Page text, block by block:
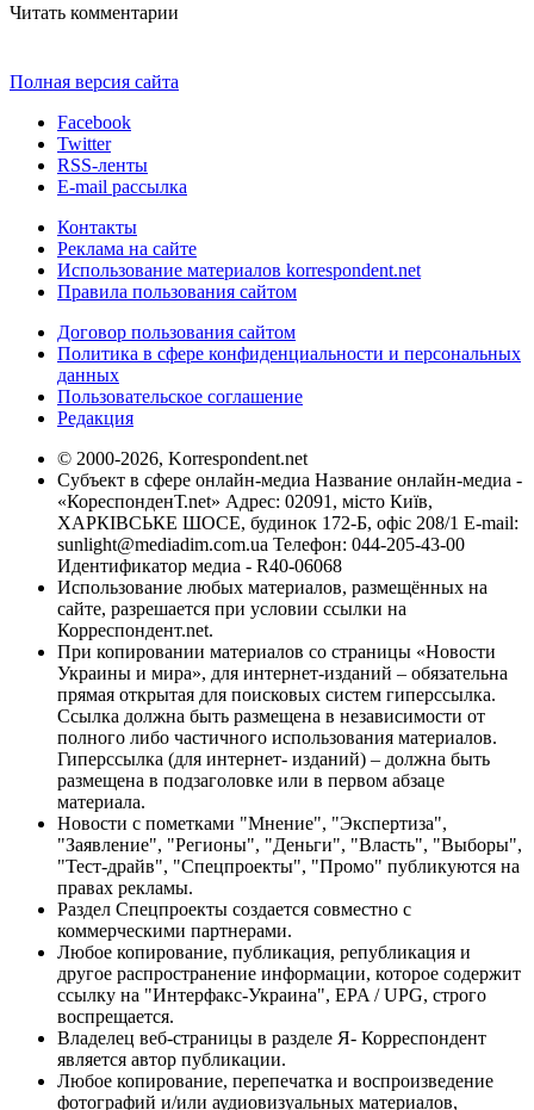
Читать комментарии
Полная версия сайта
Facebook
Twitter
RSS-ленты
E-mail рассылка
Контакты
Реклама на сайте
Использование материалов korrespondent.net
Правила пользования сайтом
Договор пользования сайтом
Политика в сфере конфиденциальности и персональных
данных
Пользовательское соглашение
Редакция
© 2000-2026, Korrespondent.net
Субъект в сфере онлайн-медиа Название онлайн-медиа -
«КореспонденТ.net» Адрес: 02091, місто Київ,
ХАРКІВСЬКЕ ШОСЕ, будинок 172-Б, офіс 208/1 E-mail:
sunlight@mediadim.com.ua Телефон: 044-205-43-00
Идентификатор медиа - R40-06068
Использование любых материалов, размещённых на
сайте, разрешается при условии ссылки на
Корреспондент.net.
При копировании материалов со страницы «Новости
Украины и мира», для интернет-изданий – обязательна
прямая открытая для поисковых систем гиперссылка.
Ссылка должна быть размещена в независимости от
полного либо частичного использования материалов.
Гиперссылка (для интернет- изданий) – должна быть
размещена в подзаголовке или в первом абзаце
материала.
Новости с пометками "Мнение", "Экспертиза",
"Заявление", "Регионы", "Деньги", "Власть", "Выборы",
"Тест-драйв", "Спецпроекты", "Промо" публикуются на
правах рекламы.
Раздел Спецпроекты создается совместно с
коммерческими партнерами.
Любое копирование, публикация, републикация и
другое распространение информации, которое содержит
ссылку на "Интерфакс-Украина", EPA / UPG, строго
воспрещается.
Владелец веб-страницы в разделе Я- Корреспондент
является автор публикации.
Любое копирование, перепечатка и воспроизведение
фотографий и/или аудиовизуальных материалов,